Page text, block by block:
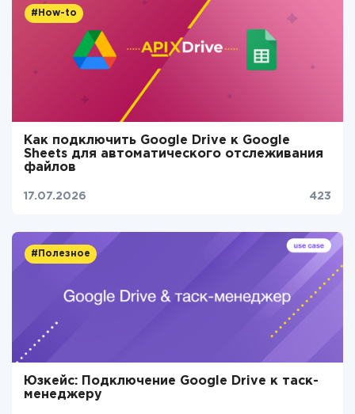
#How-to
Как подключить Google Drive к Google
Sheets для автоматического отслеживания
файлов
17.07.2026 423
#Полезное
Юзкейс: Подключение Google Drive к таск-
менеджеру